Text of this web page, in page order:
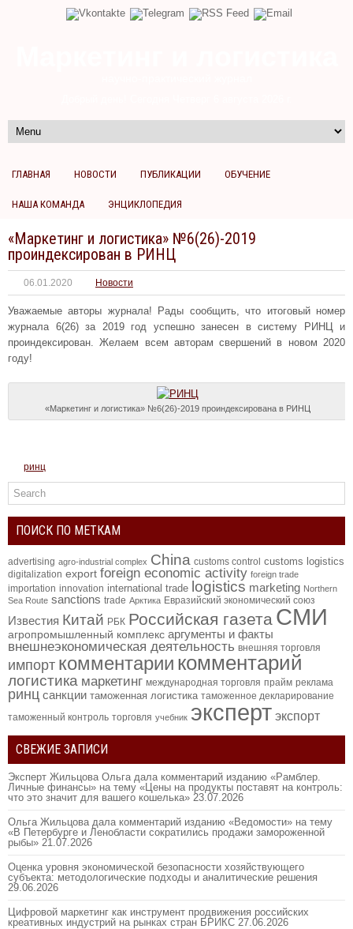
ГЛАВНАЯ НОВОСТИ ПУБЛИКАЦИИ ОБУЧЕНИЕ
НАША КОМАНДА ЭНЦИКЛОПЕДИЯ
«Маркетинг и логистика» №6(26)-2019
проиндексирован в РИНЦ
06.01.2020 Новости
Уважаемые авторы журнала! Рады сообщить, что итоговый номер
журнала 6(26) за 2019 год успешно занесен в систему РИНЦ и
проиндексирован. Желаем всем авторам свершений в новом 2020
году!
«Маркетинг и логистика» №6(26)-2019 проиндексирована в РИНЦ
ринц
ПОИСК ПО МЕТКАМ
advertising agro-industrial complex China customs control customs logistics
digitalization export foreign economic activity foreign trade
importation innovation international trade logistics marketing Northern
Sea Route sanctions trade Арктика Евразийский экономический союз
Известия Китай РБК Российская газета СМИ
агропромышленный комплекс аргументы и факты
внешнеэкономическая деятельность внешняя торговля
импорт комментарии комментарий
логистика маркетинг международная торговля прайм реклама
ринц санкции таможенная логистика таможенное декларирование
таможенный контроль торговля учебник эксперт экспорт
СВЕЖИЕ ЗАПИСИ
Эксперт Жильцова Ольга дала комментарий изданию «Рамблер.
Личные финансы» на тему «Цены на продукты поставят на контроль:
что это значит для вашего кошелька» 23.07.2026
Ольга Жильцова дала комментарий изданию «Ведомости» на тему
«В Петербурге и Ленобласти сократились продажи замороженной
рыбы» 21.07.2026
Оценка уровня экономической безопасности хозяйствующего
субъекта: методологические подходы и аналитические решения
29.06.2026
Цифровой маркетинг как инструмент продвижения российских
креативных индустрий на рынках стран БРИКС 27.06.2026